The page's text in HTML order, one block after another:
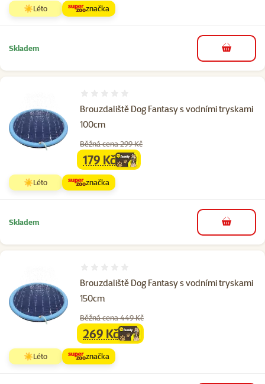
☀️Léto značka
Skladem do košíku
Brouzdaliště Dog Fantasy s vodními tryskami
100cm
Běžná cena 299 Kč
familycena
179 Kč
☀️Léto značka
Skladem do košíku
Brouzdaliště Dog Fantasy s vodními tryskami
150cm
Běžná cena 449 Kč
familycena
269 Kč
☀️Léto značka